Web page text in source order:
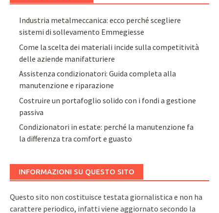
Industria metalmeccanica: ecco perché scegliere
sistemi di sollevamento Emmegiesse
Come la scelta dei materiali incide sulla competitività
delle aziende manifatturiere
Assistenza condizionatori: Guida completa alla
manutenzione e riparazione
Costruire un portafoglio solido con i fondi a gestione
passiva
Condizionatori in estate: perché la manutenzione fa
la differenza tra comfort e guasto
INFORMAZIONI SU QUESTO SITO
Questo sito non costituisce testata giornalistica e non ha
carattere periodico, infatti viene aggiornato secondo la